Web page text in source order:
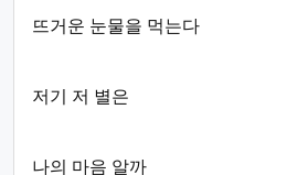
뜨거운 눈물을 먹는다
저기 저 별은
나의 마음 알까